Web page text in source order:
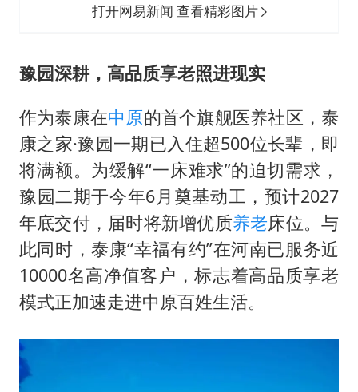
打开网易新闻 查看精彩图片
豫园深耕，高品质享老照进现实
作为泰康在中原的首个旗舰医养社区，泰
康之家·豫园一期已入住超500位长辈，即
将满额。为缓解“一床难求”的迫切需求，
豫园二期于今年6月奠基动工，预计2027
年底交付，届时将新增优质养老床位。与
此同时，泰康“幸福有约”在河南已服务近
10000名高净值客户，标志着高品质享老
模式正加速走进中原百姓生活。